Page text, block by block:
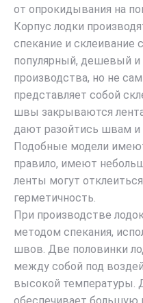
от опрокидывания на
Корпус лодки
спекание и склеивание
популярный, дешевый и
производства, но не
представляет собой
швы закрываются
дают разойтись швам и
Подобные модели
правило, имеют
ленты могут
герметичность.
При производстве
методом спекания,
швов. Две половинки
между собой под
высокой температуры.